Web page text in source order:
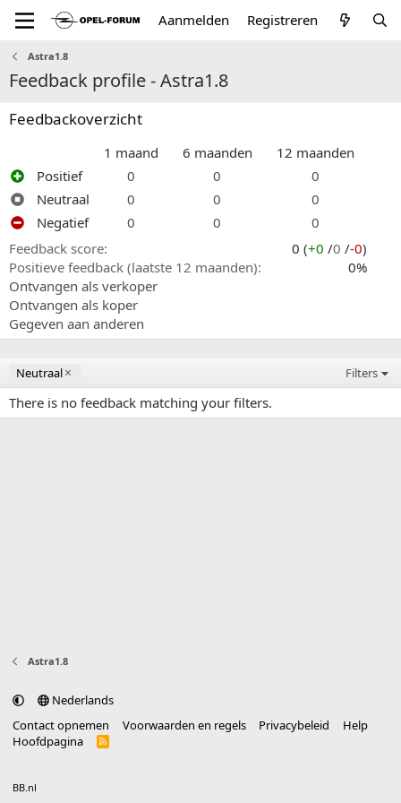
Aanmelden Registreren
Astra1.8
Feedback profile - Astra1.8
Feedbackoverzicht
1 maand 6 maanden
12 maanden
Positief
0 0
0
Neutraal
0 0
0
Negatief
0 0
0
Feedback score
0 (+0 /0 /-0)
Positieve feedback (laatste 12 maanden)
0%
Ontvangen als verkoper
Ontvangen als koper
Gegeven aan anderen
Neutraal Filters
There is no feedback matching your filters.
Astra1.8
Nederlands
Contact opnemen
Voorwaarden en regels Privacybeleid
Help
Hoofdpagina
R
BB.nl